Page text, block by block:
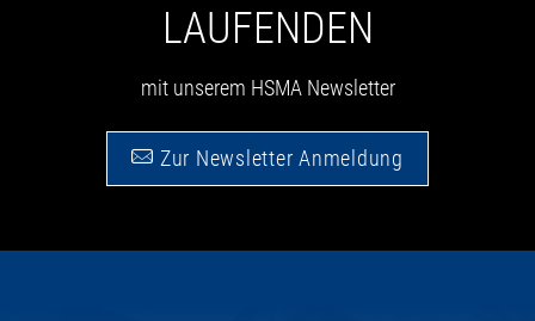
LAUFENDEN
mit unserem HSMA Newsletter
Zur Newsletter Anmeldung